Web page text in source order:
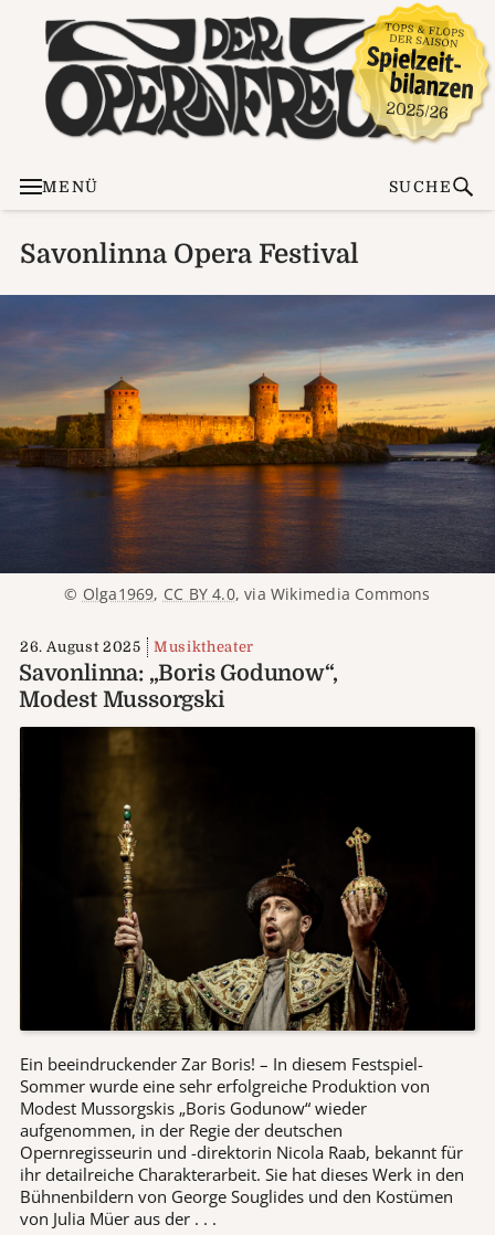
MENÜ SUCHE
Savonlinna Opera Festival
© Olga1969, CC BY 4.0, via Wikimedia Commons
26. August 2025 Musiktheater
Savonlinna: „Boris Godunow“,
Modest Mussorgski
Ein beeindruckender Zar Boris! – In diesem Festspiel-
Sommer wurde eine sehr erfolgreiche Produktion von
Modest Mussorgskis „Boris Godunow“ wieder
aufgenommen, in der Regie der deutschen
Opernregisseurin und -direktorin Nicola Raab, bekannt für
ihr detailreiche Charakterarbeit. Sie hat dieses Werk in den
Bühnenbildern von George Souglides und den Kostümen
von Julia Müer aus der . . .